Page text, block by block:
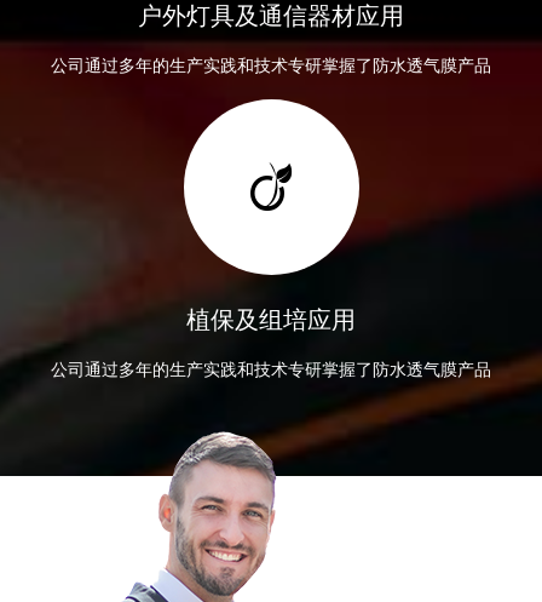
户外灯具及通信器材应用
公司通过多年的生产实践和技术专研掌握了防水透气膜产品
植保及组培应用
公司通过多年的生产实践和技术专研掌握了防水透气膜产品